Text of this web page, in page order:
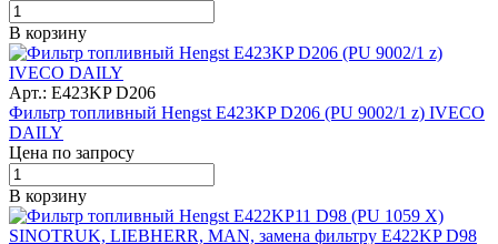
В корзину
Арт.: E423KP D206
Фильтр топливный Hengst E423KP D206 (PU 9002/1 z) IVECO
DAILY
Цена по запросу
В корзину